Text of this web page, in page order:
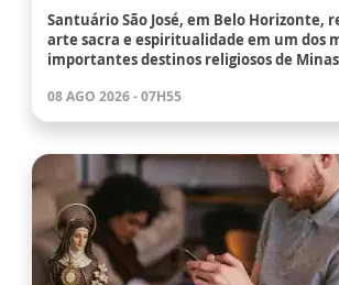
Santuário São José, em Belo Horizonte,
arte sacra e espiritualidade em um dos
importantes destinos religiosos de
08 AGO 2026 - 07H55